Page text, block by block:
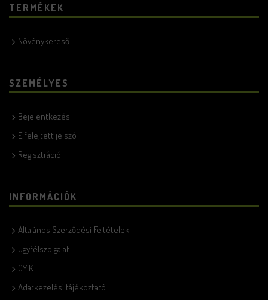
TERMÉKEK
Növénykereső
SZEMÉLYES
Bejelentkezés
Elfelejtett jelszó
Regisztráció
INFORMÁCIÓK
Általános Szerződési Feltételek
Ügyfélszolgalat
GYIK
Adatkezelési tájékoztató